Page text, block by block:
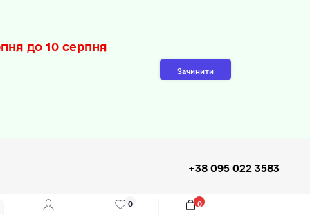
до10 серпня
Зачинити
+38 095 022 3583
0 0